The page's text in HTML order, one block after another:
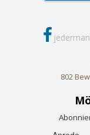
802